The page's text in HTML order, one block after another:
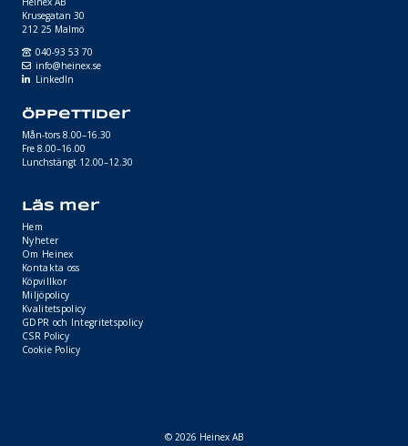
Krusegatan 30
212 25 Malmö
040-93 53 70
info@heinex.se
LinkedIn
Öppettider
Mån-tors 8.00–16.30
Fre 8.00–16.00
Lunchstängt 12.00–12.30
Läs mer
Hem
Nyheter
Om Heinex
Kontakta oss
Köpvillkor
Miljöpolicy
Kvalitetspolicy
GDPR och Integritetspolicy
CSR Policy
Cookie Policy
© 2026 Heinex AB